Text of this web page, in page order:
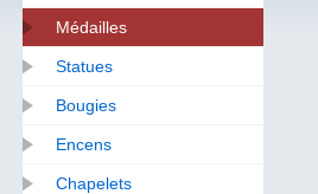
Médailles
Statues
Bougies
Encens
Chapelets